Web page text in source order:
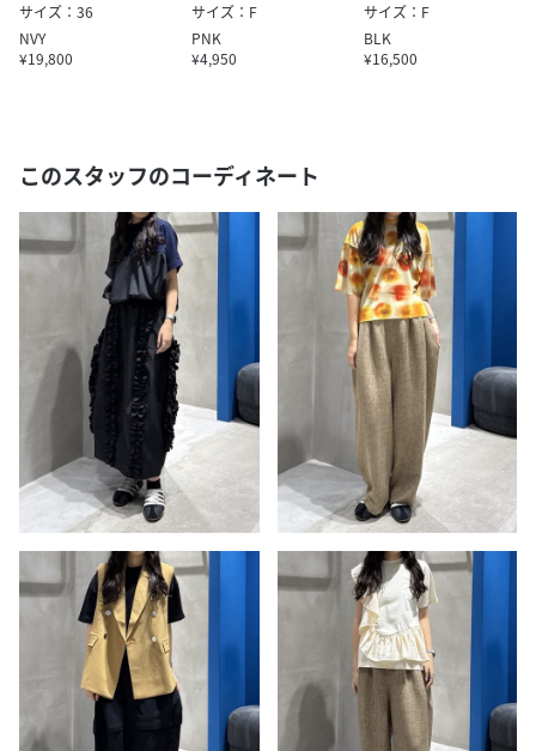
サイズ：36
NVY
¥19,800
サイズ：F
PNK
¥4,950
サイズ：F
BLK
¥16,500
このスタッフのコーディネート